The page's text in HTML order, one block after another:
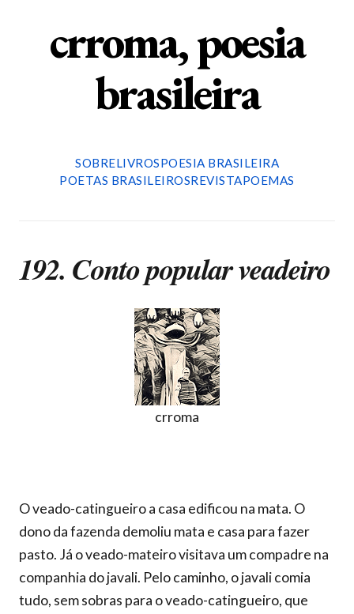
crroma, poesia
brasileira
SOBRELIVROSPOESIA BRASILEIRA
POETAS BRASILEIROSREVISTAPOEMAS
192. Conto popular veadeiro
crroma
O veado-catingueiro a casa edificou na mata. O
dono da fazenda demoliu mata e casa para fazer
pasto. Já o veado-mateiro visitava um compadre na
companhia do javali. Pelo caminho, o javali comia
tudo, sem sobras para o veado-catingueiro, que